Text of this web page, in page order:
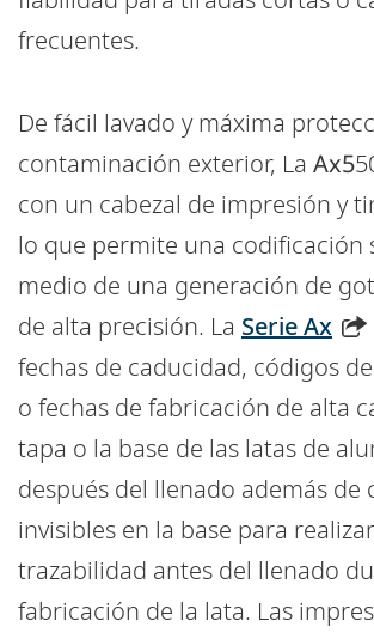
frecuentes.
De fácil lavado y máxima
contaminación exterior, La Ax5
con un cabezal de impresión y
lo que permite una codificación
medio de una generación de
de alta precisión. La Serie Ax
fechas de caducidad, códigos
o fechas de fabricación de alta
tapa o la base de las latas de
después del llenado además de
invisibles en la base para
trazabilidad antes del llenado
fabricación de la lata. Las